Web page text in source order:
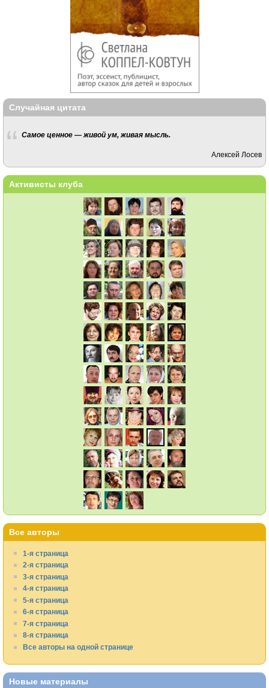
Случайная цитата
Самое ценное — живой ум, живая мысль.
Алексей Лосев
Активисты клуба
Все авторы
1-я страница
2-я страница
3-я страница
4-я страница
5-я страница
6-я страница
7-я страница
8-я страница
Все авторы на одной странице
Новые материалы